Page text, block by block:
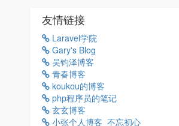
友情链接
Laravel学院
Gary's Blog
吴钧泽博客
青春博客
koukou的博客
php程序员的笔记
玄玄博客
小张个人博客_不忘初心